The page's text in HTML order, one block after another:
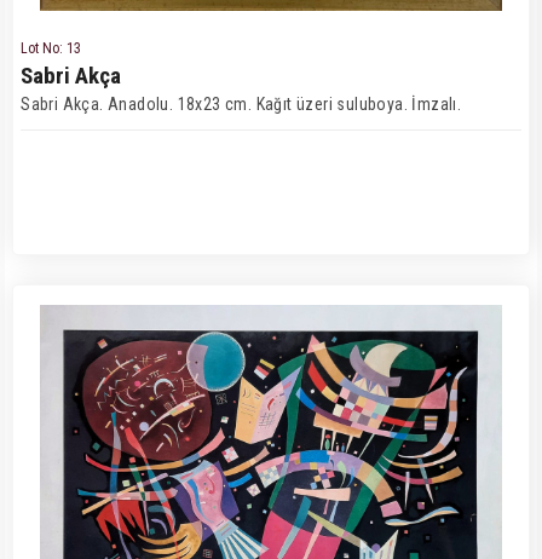
Lot No: 13
Sabri Akça
Sabri Akça. Anadolu. 18x23 cm. Kağıt üzeri suluboya. İmzalı.